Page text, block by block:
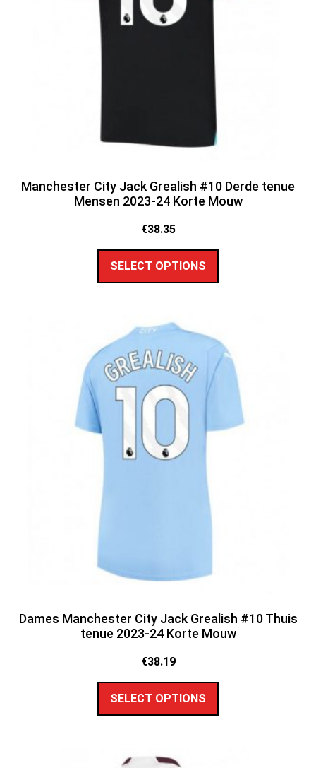
Manchester City Jack Grealish #10 Derde tenue
Mensen 2023-24 Korte Mouw
€38.35
SELECT OPTIONS
Dames Manchester City Jack Grealish #10 Thuis
tenue 2023-24 Korte Mouw
€38.19
SELECT OPTIONS